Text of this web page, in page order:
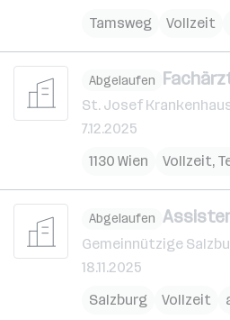
Tamsweg
Vollzeit
Abgelaufen
St. Josef
7.12.2025
1130 Wien
Vollzeit,
Abgelaufen
Gemeinnützige
18.11.2025
Salzburg
Vollzeit